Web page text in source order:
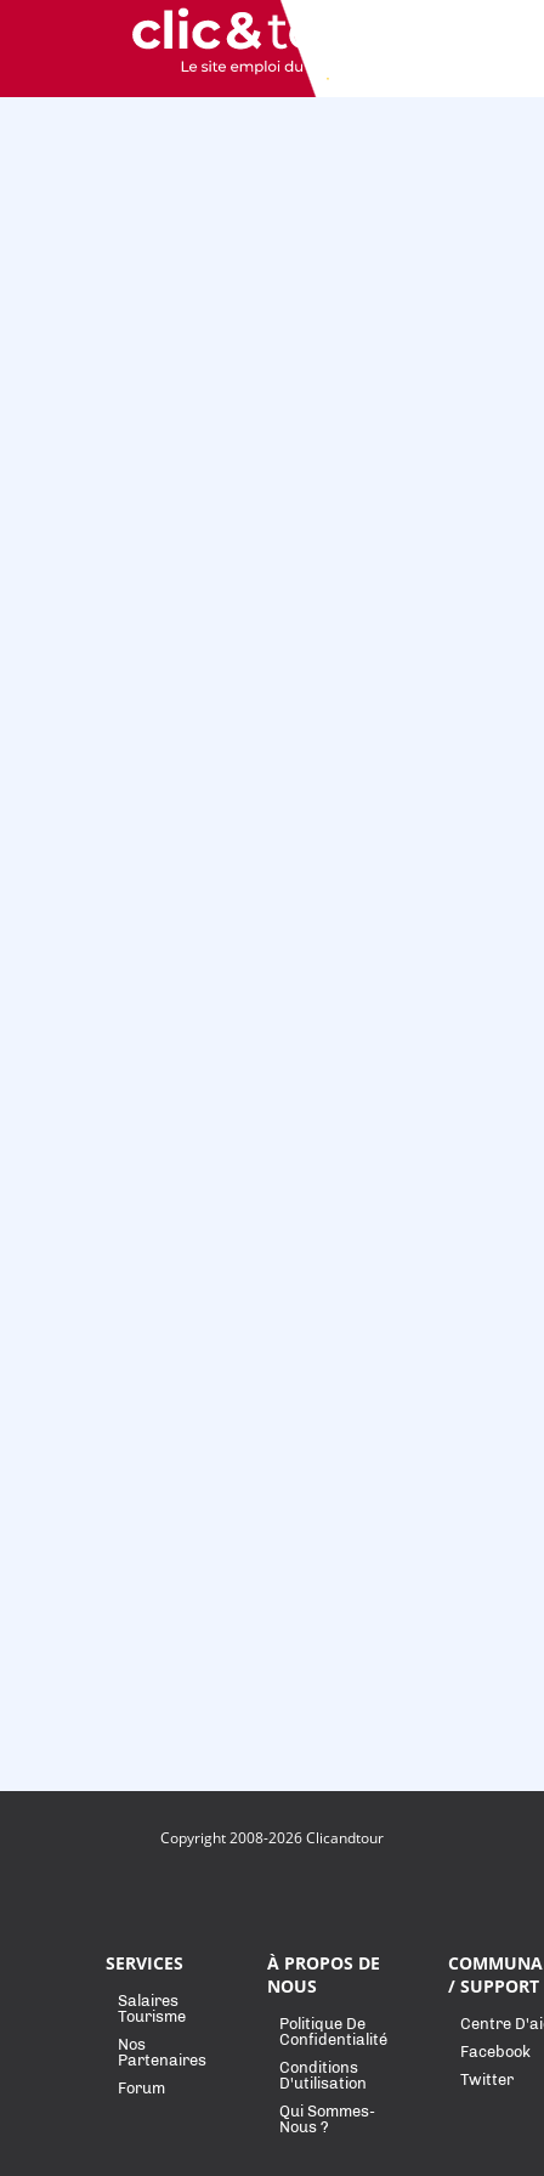
Copyright 2008-2026 Clicandtour
SERVICES
Salaires
Tourisme
Nos
Partenaires
Forum
À PROPOS DE
NOUS
Politique De
Confidentialité
Conditions
D'utilisation
Qui Sommes-
Nous ?
/ SUPPORT
Centre
Facebook
Twitter